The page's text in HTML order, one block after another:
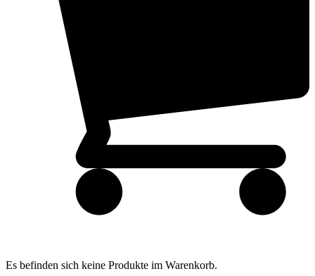
Es befinden sich keine Produkte im Warenkorb.